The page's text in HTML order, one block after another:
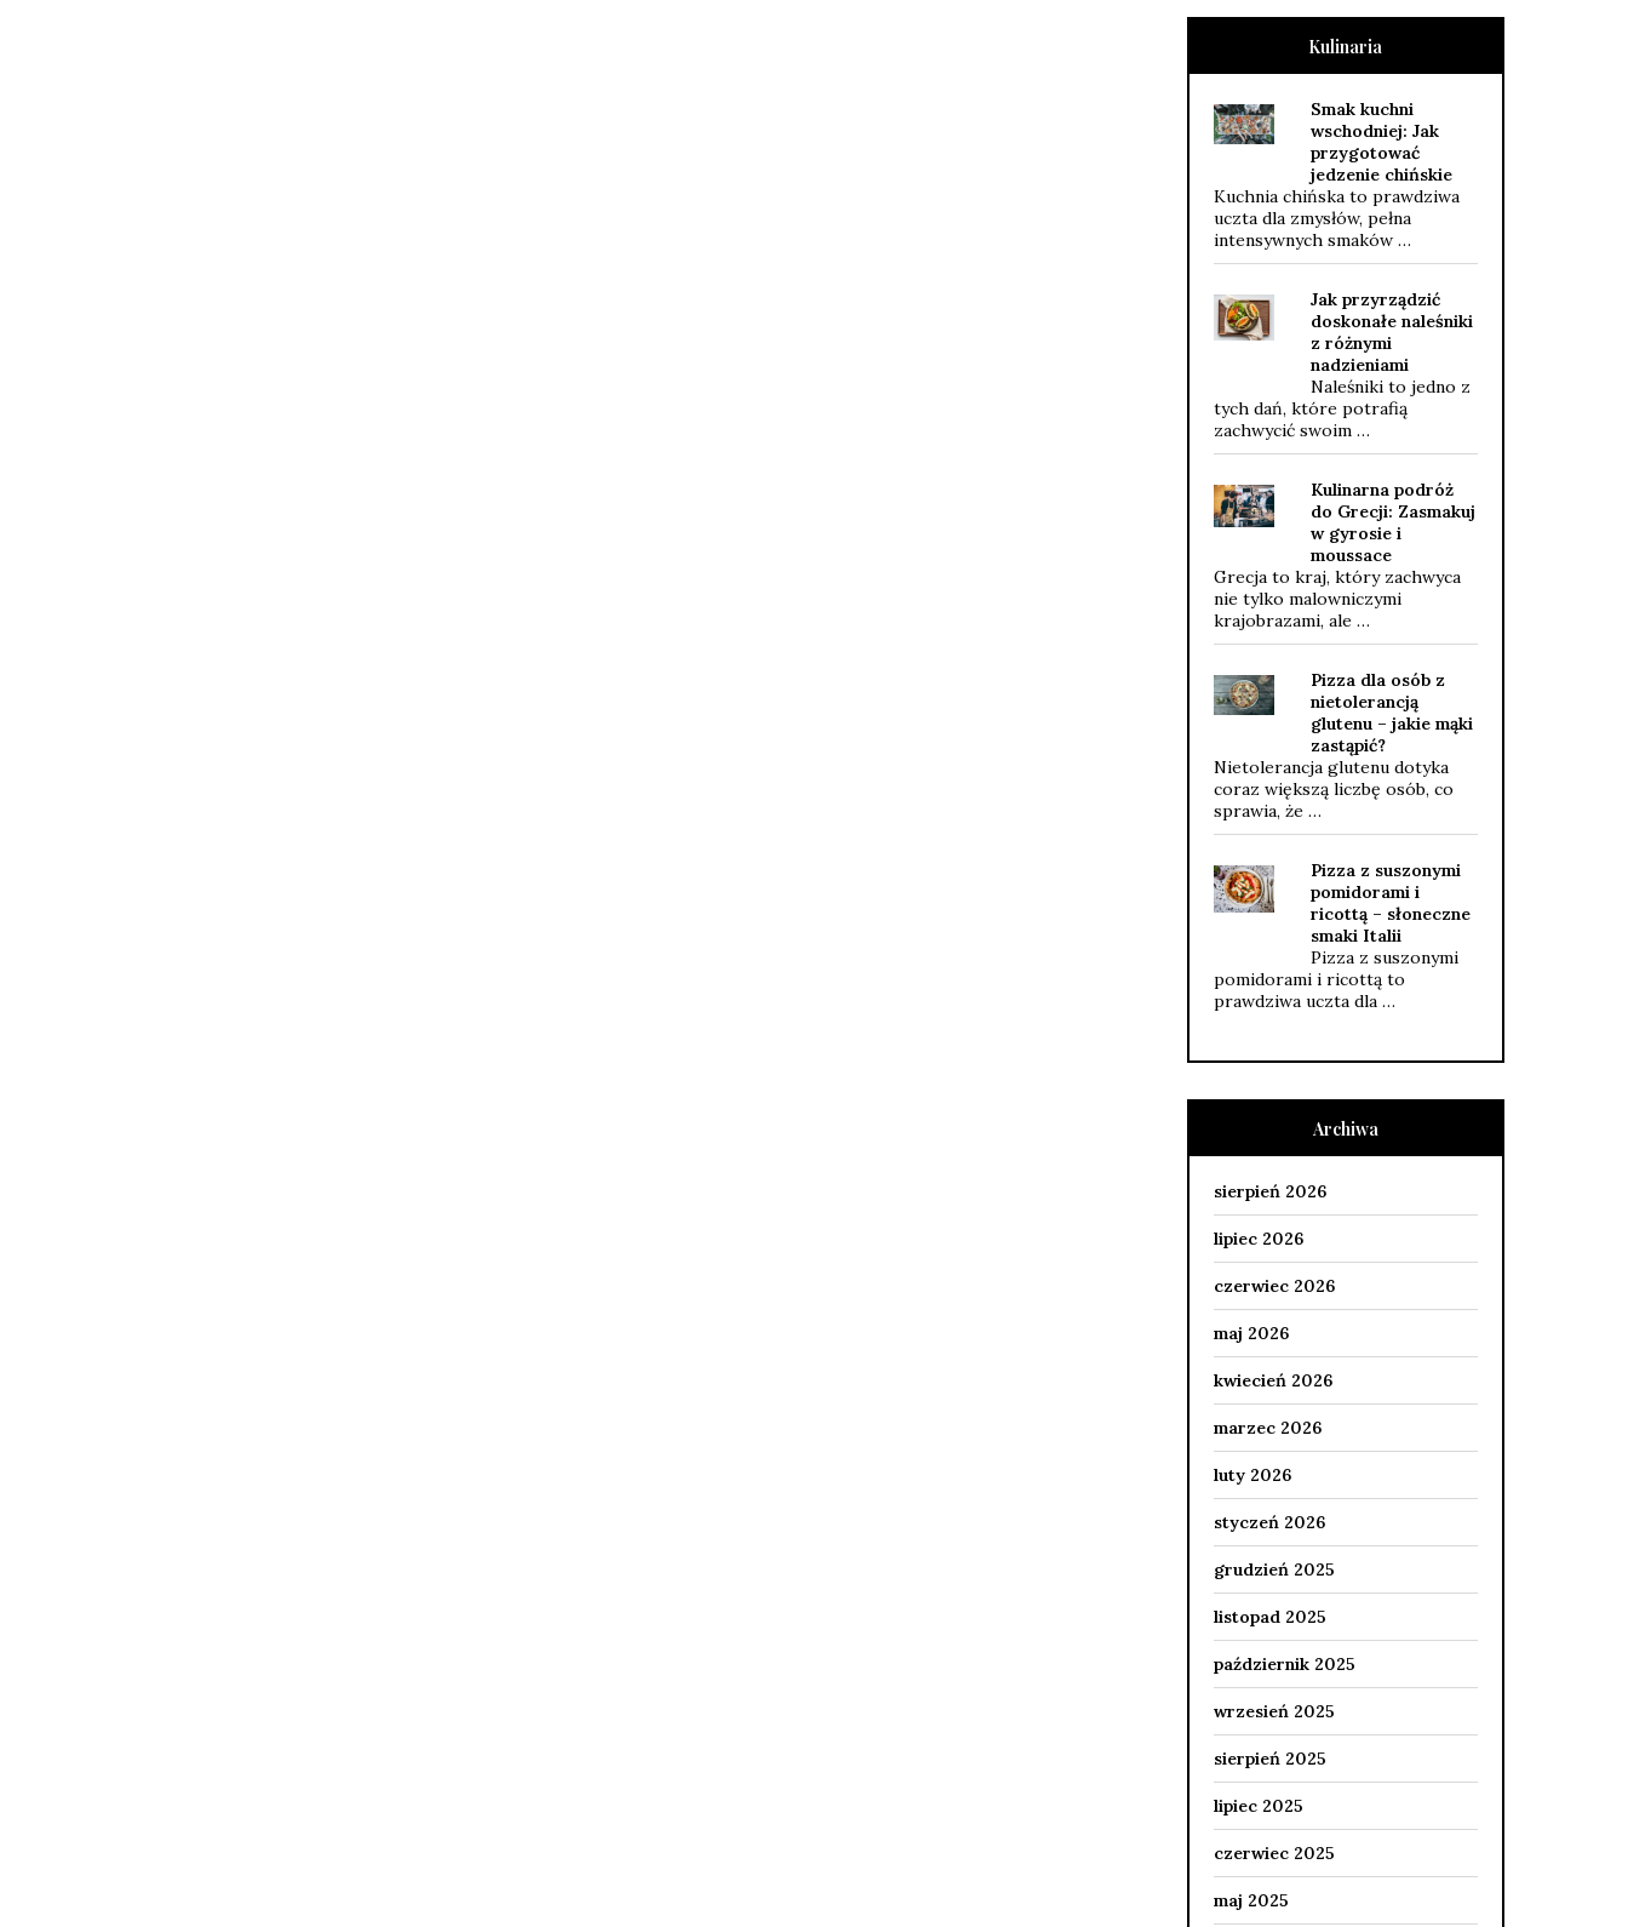
Kulinaria
Smak kuchni
wschodniej: Jak
przygotować
jedzenie chińskie
Kuchnia chińska to prawdziwa
uczta dla zmysłów, pełna
intensywnych smaków …
Jak przyrządzić
doskonałe naleśniki
z różnymi
nadzieniami
Naleśniki to jedno z
tych dań, które potrafią
zachwycić swoim …
Kulinarna podróż
do Grecji: Zasmakuj
w gyrosie i
moussace
Grecja to kraj, który zachwyca
nie tylko malowniczymi
krajobrazami, ale …
Pizza dla osób z
nietolerancją
glutenu – jakie mąki
zastąpić?
Nietolerancja glutenu dotyka
coraz większą liczbę osób, co
sprawia, że …
Pizza z suszonymi
pomidorami i
ricottą – słoneczne
smaki Italii
Pizza z suszonymi
pomidorami i ricottą to
prawdziwa uczta dla …
Archiwa
sierpień 2026
lipiec 2026
czerwiec 2026
maj 2026
kwiecień 2026
marzec 2026
luty 2026
styczeń 2026
grudzień 2025
listopad 2025
październik 2025
wrzesień 2025
sierpień 2025
lipiec 2025
czerwiec 2025
maj 2025